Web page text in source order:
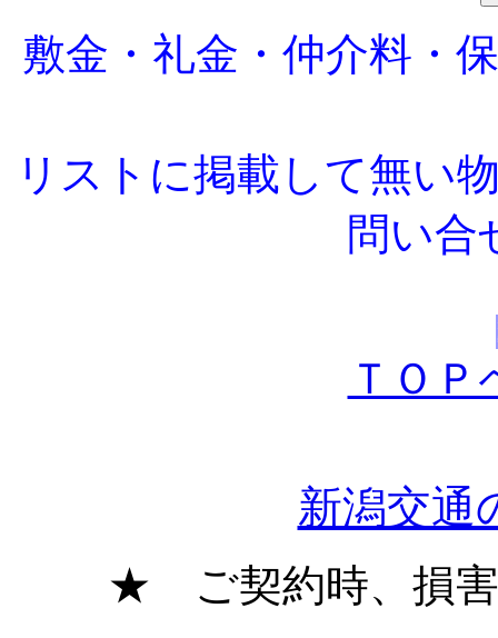
敷金・礼金・仲介料・
リストに掲載して無い
問い合
ＴＯ
新潟交通
★ ご契約時、損害